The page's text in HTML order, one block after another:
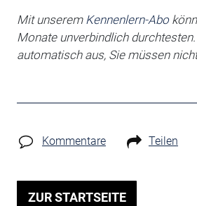
Mit unserem Kennenlern-Abo
Monate unverbindlich
automatisch aus, Sie müssen
Kommentare Teilen
ZUR STARTSEITE